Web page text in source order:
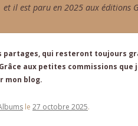
et il est paru en 2025 aux éditions
partages, qui resteront toujours
aux petites commissions
mon blog.
le 27 octobre 2025.